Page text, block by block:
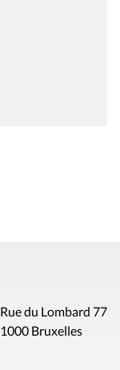
Rue du Lombard 77
1000 Bruxelles